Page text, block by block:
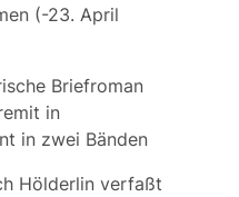
(-23. April
Briefroman
in
in zwei Bänden
Hölderlin verfaßt